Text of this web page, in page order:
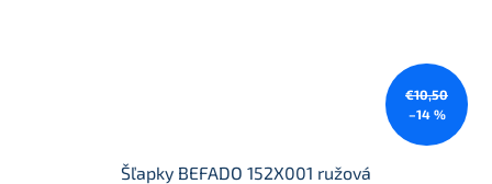
€10,50
–14 %
Šľapky BEFADO 152X001 ružová